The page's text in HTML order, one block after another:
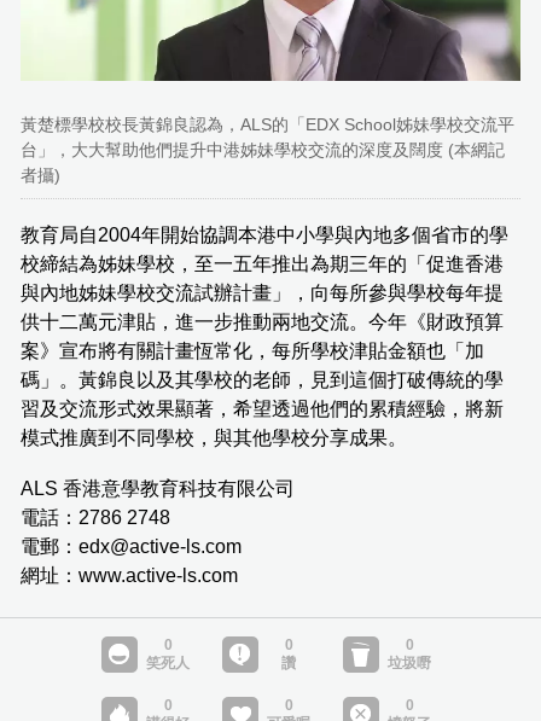
黃楚標學校校長黃錦良認為，ALS的「EDX School姊妹學校交流平
台」，大大幫助他們提升中港姊妹學校交流的深度及闊度 (本網記
者攝)
教育局自2004年開始協調本港中小學與內地多個省市的學
校締結為姊妹學校，至一五年推出為期三年的「促進香港
與內地姊妹學校交流試辦計畫」，向每所參與學校每年提
供十二萬元津貼，進一步推動兩地交流。今年《財政預算
案》宣布將有關計畫恆常化，每所學校津貼金額也「加
碼」。黃錦良以及其學校的老師，見到這個打破傳統的學
習及交流形式效果顯著，希望透過他們的累積經驗，將新
模式推廣到不同學校，與其他學校分享成果。
ALS 香港意學教育科技有限公司
電話：2786 2748
電郵：edx@active-ls.com
網址：www.active-ls.com